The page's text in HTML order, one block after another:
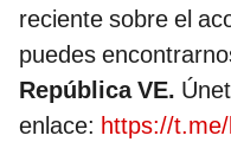
reciente sobre el
puedes
República VE.
enlace: https://